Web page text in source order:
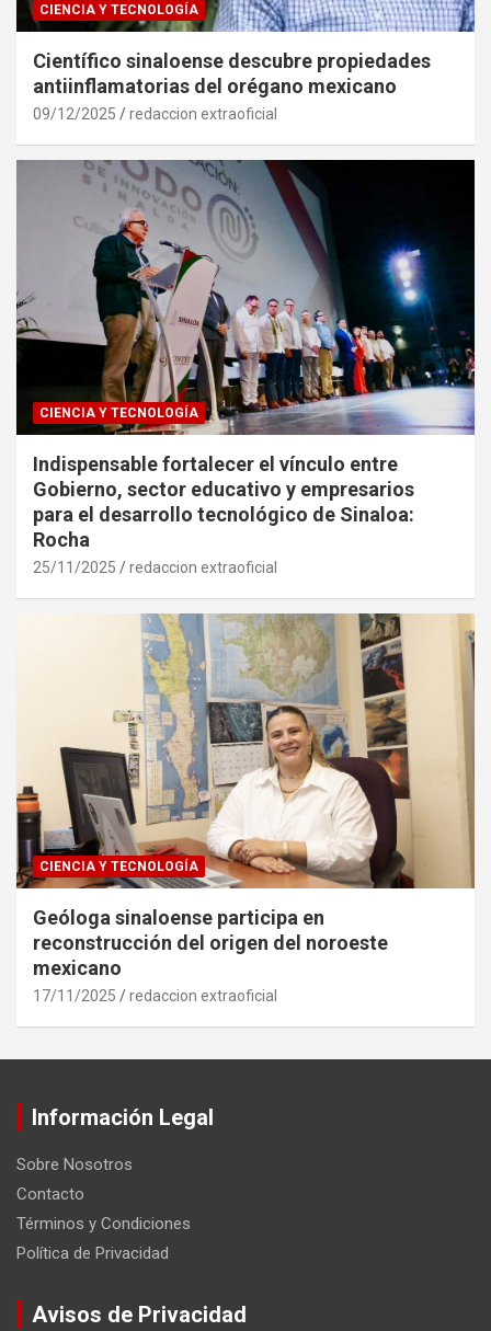
CIENCIA Y TECNOLOGÍA
Científico sinaloense descubre propiedades
antiinflamatorias del orégano mexicano
09/12/2025 redaccion extraoficial
CIENCIA Y TECNOLOGÍA
Indispensable fortalecer el vínculo entre
Gobierno, sector educativo y empresarios
para el desarrollo tecnológico de Sinaloa:
Rocha
25/11/2025 redaccion extraoficial
CIENCIA Y TECNOLOGÍA
Geóloga sinaloense participa en
reconstrucción del origen del noroeste
mexicano
17/11/2025 redaccion extraoficial
Información Legal
Sobre Nosotros
Contacto
Términos y Condiciones
Política de Privacidad
Avisos de Privacidad